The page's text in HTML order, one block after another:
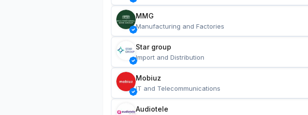
MMG
Manufacturing and Factories
Star group
Import and Distribution
Mobiuz
IT and Telecommunications
Audiotele